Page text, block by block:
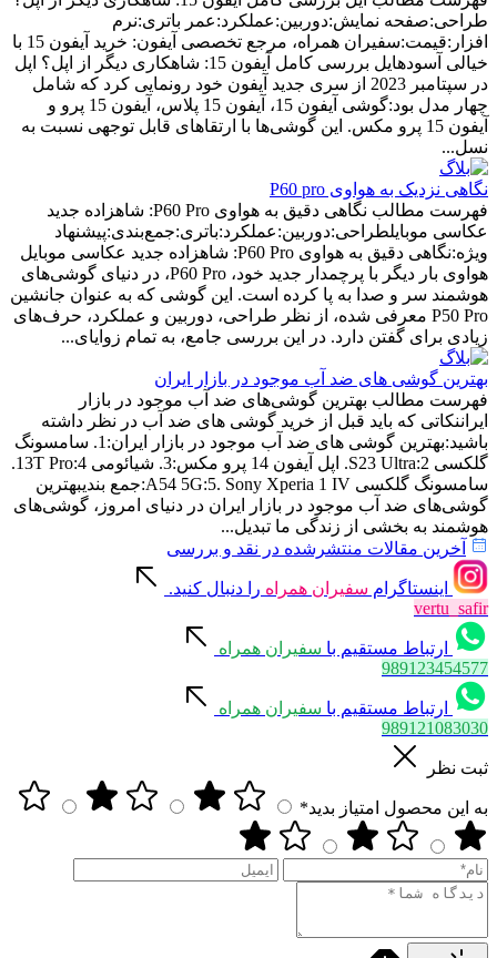
طراحی:صفحه نمایش:دوربین:عملکرد:عمر باتری:نرم
افزار:قیمت:سفیران همراه، مرجع تخصصی آیفون: خرید آیفون 15 با
خیالی آسودهایل بررسی کامل آیفون 15: شاهکاری دیگر از اپل؟ اپل
در سپتامبر 2023 از سری جدید آیفون خود رونمایی کرد که شامل
چهار مدل بود:گوشی آیفون 15، آیفون 15 پلاس، آیفون 15 پرو و
آیفون 15 پرو مکس. این گوشی‌ها با ارتقاهای قابل توجهی نسبت به
نسل...
نگاهی نزدیک به هواوی P60 pro
فهرست مطالب نگاهی دقیق به هواوی P60 Pro: شاهزاده جدید
عکاسی موبایلطراحی:دوربین:عملکرد:باتری:جمع‌بندی:پیشنهاد
ویژه:نگاهی دقیق به هواوی P60 Pro: شاهزاده جدید عکاسی موبایل
هواوی بار دیگر با پرچمدار جدید خود، P60 Pro، در دنیای گوشی‌های
هوشمند سر و صدا به پا کرده است. این گوشی که به عنوان جانشین
P50 Pro معرفی شده، از نظر طراحی، دوربین و عملکرد، حرف‌های
زیادی برای گفتن دارد. در این بررسی جامع، به تمام زوایای...
بهترین گوشی های ضد آب موجود در بازار ایران
فهرست مطالب بهترین گوشی‌های ضد آب موجود در بازار
ایراننکاتی که باید قبل از خرید گوشی های ضد آب در نظر داشته
باشید:بهترین گوشی‌ های ضد آب موجود در بازار ایران:1. سامسونگ
گلکسی S23 Ultra:2. اپل آیفون 14 پرو مکس:3. شیائومی 13T Pro:4.
سامسونگ گلکسی A54 5G:5. Sony Xperia 1 IV:جمع بندیبهترین
گوشی‌های ضد آب موجود در بازار ایران در دنیای امروز، گوشی‌های
هوشمند به بخشی از زندگی ما تبدیل...
آخرین مقالات منتشرشده در نقد و بررسی
اینستاگرام سفیران همراه را دنبال کنید.
vertu_safir
ارتباط مستقیم با سفیران همراه
989123454577
ارتباط مستقیم با سفیران همراه
989121083030
ثبت نظر
به این محصول امتیاز بدید*